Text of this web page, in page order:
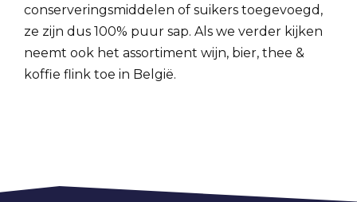
conserveringsmiddelen of suikers toegevoegd,
ze zijn dus 100% puur sap. Als we verder kijken
neemt ook het assortiment wijn, bier, thee &
koffie flink toe in België.